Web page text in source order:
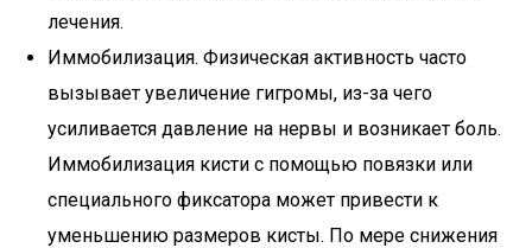
лечения.
Иммобилизация. Физическая активность часто
вызывает увеличение гигромы, из-за чего
усиливается давление на нервы и возникает боль.
Иммобилизация кисти с помощью повязки или
специального фиксатора может привести к
уменьшению размеров кисты. По мере снижения